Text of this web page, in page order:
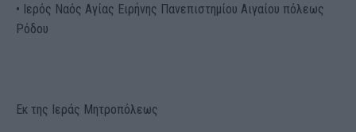
• Ιερός Ναός Αγίας Ειρήνης Πανεπιστημίου Αιγαίου πόλεως
Ρόδου
Εκ της Ιεράς Μητροπόλεως